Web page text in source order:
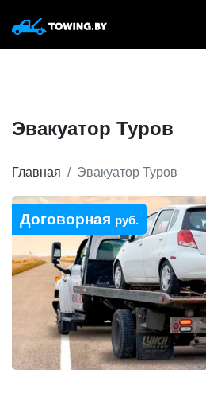
Эвакуатор Туров
Главная Эвакуатор Туров
Договорная руб.